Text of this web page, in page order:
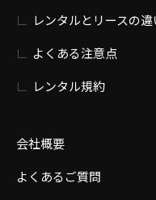
レンタルとリースの違
よくある注意点
レンタル規約
会社概要
よくあるご質問